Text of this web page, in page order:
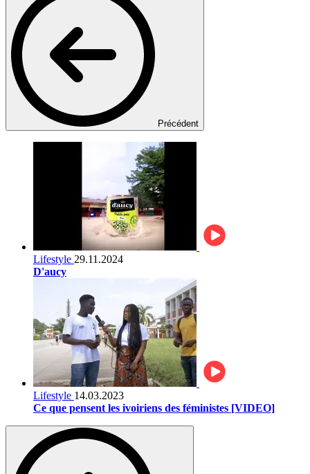
Précédent
Lifestyle 29.11.2024
D'aucy
Lifestyle 14.03.2023
Ce que pensent les ivoiriens des féministes [VIDEO]